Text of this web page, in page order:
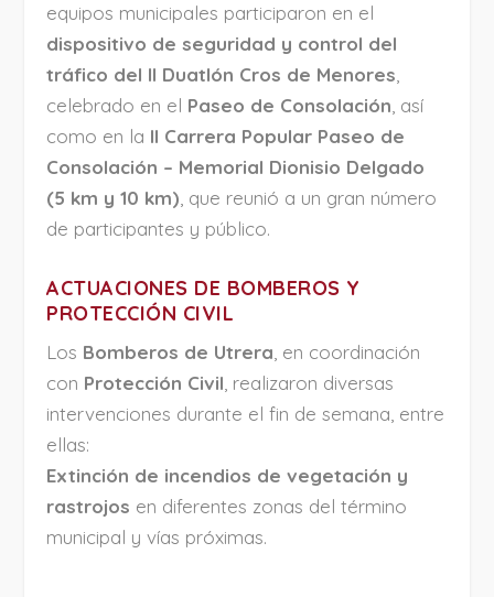
equipos municipales participaron en el
dispositivo de seguridad y control del
tráfico del II Duatlón Cros de Menores,
celebrado en el Paseo de Consolación, así
como en la II Carrera Popular Paseo de
Consolación – Memorial Dionisio Delgado
(5 km y 10 km), que reunió a un gran número
de participantes y público.
ACTUACIONES DE BOMBEROS Y
PROTECCIÓN CIVIL
Los Bomberos de Utrera , en coordinación
con Protección Civil , realizaron diversas
intervenciones durante el fin de semana, entre
ellas:
Extinción de incendios de vegetación y
rastrojos en diferentes zonas del término
municipal y vías próximas.